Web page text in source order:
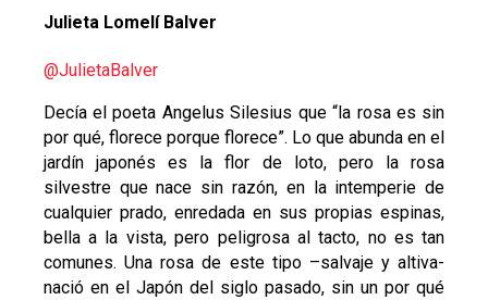
Julieta Lomelí Balver
@JulietaBalver
Decía el poeta Angelus Silesius que “la rosa es sin
por qué, florece porque florece”. Lo que abunda en el
jardín japonés es la flor de loto, pero la rosa
silvestre que nace sin razón, en la intemperie de
cualquier prado, enredada en sus propias espinas,
bella a la vista, pero peligrosa al tacto, no es tan
comunes. Una rosa de este tipo –salvaje y altiva-
nació en el Japón del siglo pasado, sin un por qué